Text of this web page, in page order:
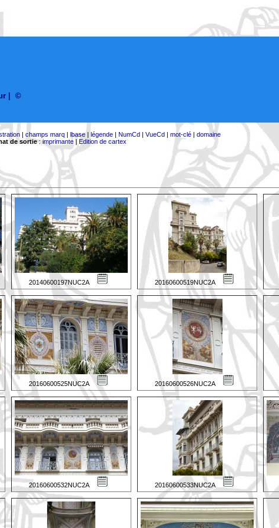
©
| champs marq| lbase| légende| NumCd| VueCd| mot-clé| domaine
de sortie:imprimante| Edition de cartex
20140600197NUC2A 20160600519NUC2A
20160600525NUC2A 20160600526NUC2A
20160600532NUC2A 20160600533NUC2A